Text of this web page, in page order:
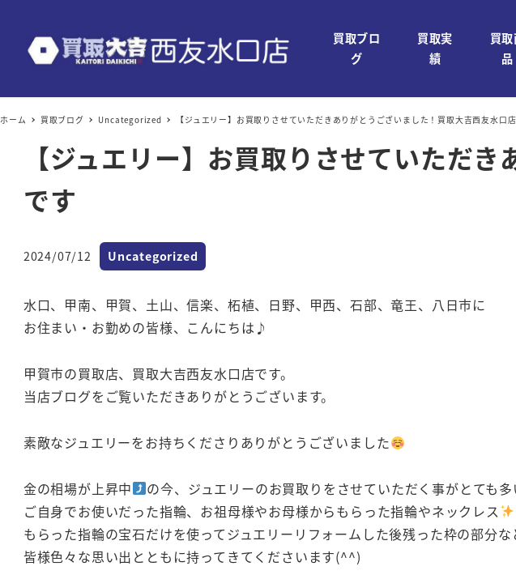
買取ブロ
グ
買取実
績
買
品
ホーム 買取ブログ Uncategorized 【ジュエリー】お買取りさせていただきありがとうございました！買取大吉西友水口
【ジュエリー】お買取りさせていただ
です
投稿日
2024/07/12 カテゴリー
Uncategorized
水口、甲南、甲賀、土山、信楽、柘植、日野、甲西、石部、竜王、八日市に
お住まい・お勤めの皆様、こんにちは♪
甲賀市の買取店、買取大吉西友水口店です。
当店ブログをご覧いただきありがとうございます。
素敵なジュエリーをお持ちくださりありがとうございました
金の相場が上昇中
の今、ジュエリーのお買取りをさせていただく事がとても
ご自身でお使いだった指輪、お祖母様やお母様からもらった指輪やネックレス
もらった指輪の宝石だけを使ってジュエリーリフォームした後残った枠の部分な
皆様色々な思い出とともに持ってきてくださいます(^^)